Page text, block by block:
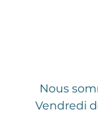
Nous
Vendredi